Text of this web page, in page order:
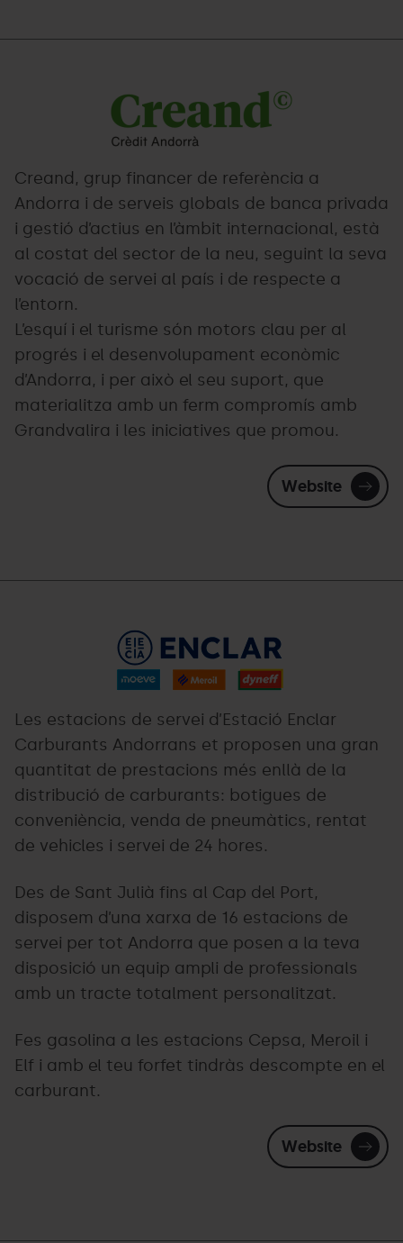
color.png
Creand, grup financer de referència a
Andorra i de serveis globals de banca privada
i gestió d’actius en l’àmbit internacional, està
al costat del sector de la neu, seguint la seva
vocació de servei al país i de respecte a
l’entorn.
L’esquí i el turisme són motors clau per al
progrés i el desenvolupament econòmic
d’Andorra, i per això el seu suport, que
materialitza amb un ferm compromís amb
Grandvalira i les iniciatives que promou.
Website
enclars-
carburnat.png
Les estacions de servei d’Estació Enclar
Carburants Andorrans et proposen una gran
quantitat de prestacions més enllà de la
distribució de carburants: botigues de
conveniència, venda de pneumàtics, rentat
de vehicles i servei de 24 hores.
Des de Sant Julià fins al Cap del Port,
disposem d’una xarxa de 16 estacions de
servei per tot Andorra que posen a la teva
disposició un equip ampli de professionals
amb un tracte totalment personalitzat.
Fes gasolina a les estacions Cepsa, Meroil i
Elf i amb el teu forfet tindràs descompte en el
carburant.
Website